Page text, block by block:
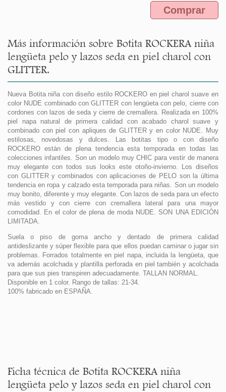
Comprar
Más información sobre Botita ROCKERA niña
lengüeta pelo y lazos seda en piel charol con
GLITTER.
Nueva Botita niña con diseño estilo ROCKERO en piel charol suave en
color NUDE combinado con GLITTER con lengüeta con pelo, cierre con
cordones con lazos de seda y cierre de cremallera. Realizada en 100%
piel napa natural de primera calidad con acabado charol suave y
combinado con piel con apliques de GLITTER y en color NUDE. Muy
estilosas, novedosas y dulces. Las botitas tipo o con diseño
ROCKERO están de plena tendencia esta temporada en todas las
colecciones infantiles. Son un modelo muy CHIC para vestir de manera
muy elegante con todos sus looks este otoño-invierno. Los diseños
con GLITTER y combinados con aplicaciones de PELO son la última
tendencia en ropa y calzado esta temporada para niñas. Son un modelo
muy bonito, diferente y muy elegante. Con lazos de seda para un efecto
más vestido y con cierre con cremallera lateral para una mayor
comodidad. En el color de plena de moda NUDE. SON UNA EDICIÓN
LIMITADA.
Suela o piso de goma ancho y dentado de primera calidad
antideslizante y súper flexible para que ellos puedan caminar o jugar sin
problemas. Forrados totalmente en piel napa, incluida la lengüeta, que
va además acolchada y plantilla perforada en piel también y acolchada
para que sus pies transpiren adecuadamente. TALLAN NORMAL.
Disponible en 1 color. Rango de tallas: 21-34.
100% fabricado en ESPAÑA.
Ficha técnica de Botita ROCKERA niña
lengüeta pelo y lazos seda en piel charol con